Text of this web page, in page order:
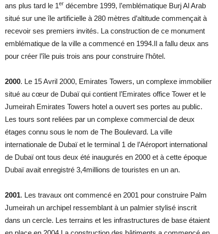
ans plus tard le 1er décembre 1999, l’emblématique Burj Al Arab
situé sur une île artificielle à 280 mètres d’altitude commençait à
recevoir ses premiers invités. La construction de ce monument
emblématique de la ville a commencé en 1994.Il a fallu deux ans
pour créer l’île puis trois ans pour construire l’hôtel.
2000. Le 15 Avril 2000, Emirates Towers, un complexe immobilier
situé au cœur de Dubaï qui contient l’Emirates office Tower et le
Jumeirah Emirates Towers hotel a ouvert ses portes au public.
Les tours sont reliées par un complexe commercial de deux
étages connu sous le nom de The Boulevard. La ville
internationale de Dubaï et le terminal 1 de l’Aéroport international
de Dubaï ont tous deux été inaugurés en 2000 et à cette époque
Dubaï avait enregistré 3,4millions de touristes en un an.
2001. Les travaux ont commencé en 2001 pour construire Palm
Jumeirah un archipel ressemblant à un palmier stylisé inscrit
dans un cercle. Les terrains et les infrastructures de base étaient